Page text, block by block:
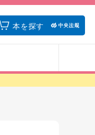
本を探す